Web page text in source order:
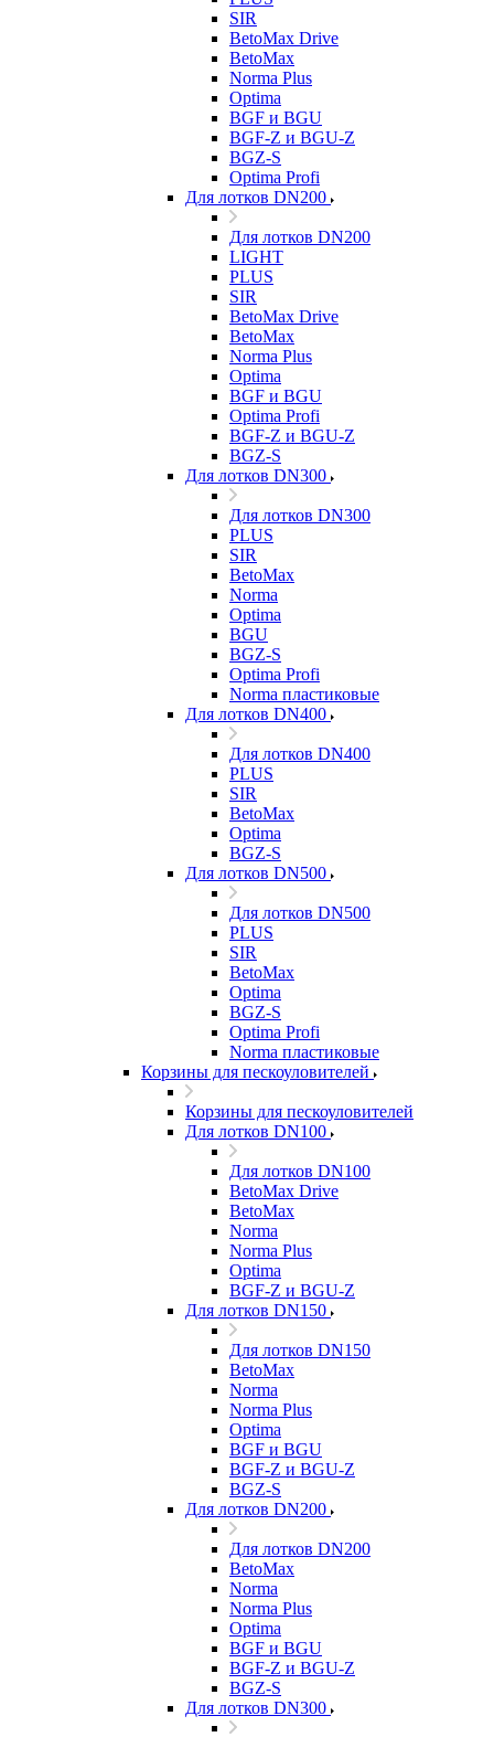
SIR
BetoMax Drive
BetoMax
Norma Plus
Optima
BGF и BGU
BGF-Z и BGU-Z
BGZ-S
Optima Profi
Для лотков DN200
Для лотков DN200
LIGHT
PLUS
SIR
BetoMax Drive
BetoMax
Norma Plus
Optima
BGF и BGU
Optima Profi
BGF-Z и BGU-Z
BGZ-S
Для лотков DN300
Для лотков DN300
PLUS
SIR
BetoMax
Norma
Optima
BGU
BGZ-S
Optima Profi
Norma пластиковые
Для лотков DN400
Для лотков DN400
PLUS
SIR
BetoMax
Optima
BGZ-S
Для лотков DN500
Для лотков DN500
PLUS
SIR
BetoMax
Optima
BGZ-S
Optima Profi
Norma пластиковые
Корзины для пескоуловителей
Корзины для пескоуловителей
Для лотков DN100
Для лотков DN100
BetoMax Drive
BetoMax
Norma
Norma Plus
Optima
BGF-Z и BGU-Z
Для лотков DN150
Для лотков DN150
BetoMax
Norma
Norma Plus
Optima
BGF и BGU
BGF-Z и BGU-Z
BGZ-S
Для лотков DN200
Для лотков DN200
BetoMax
Norma
Norma Plus
Optima
BGF и BGU
BGF-Z и BGU-Z
BGZ-S
Для лотков DN300